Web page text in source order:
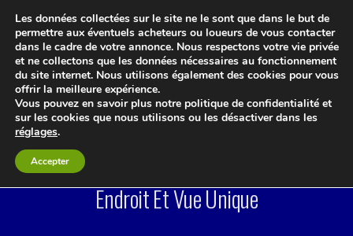
Le blog 3d-immo-visites
Villa 240 M2 Fayence Au Milieu Des Oliviers.
Endroit Et Vue Unique
Les données collectées sur le site ne le sont que dans le but de
permettre aux éventuels acheteurs ou loueurs de vous contacter
dans le cadre de votre annonce. Nous respectons votre vie privée
et ne collectons que les données nécessaires au fonctionnement
du site internet. Nous utilisons également des cookies pour vous
offrir la meilleure expérience.
Vous pouvez en savoir plus notre politique de confidentialité et
sur les cookies que nous utilisons ou les désactiver dans les
réglages.
Accepter